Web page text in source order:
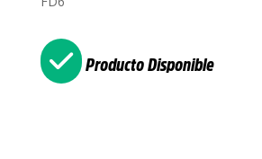
Producto Disponible